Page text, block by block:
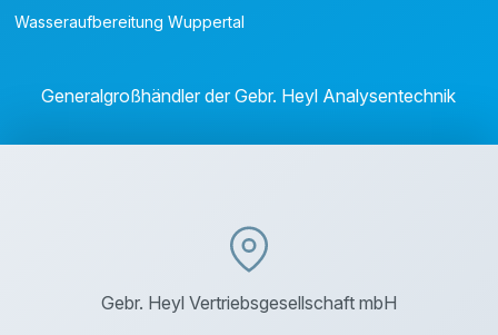
Wasseraufbereitung Wuppertal
Generalgroßhändler der Gebr. Heyl Analysentechnik
Gebr. Heyl Vertriebsgesellschaft mbH